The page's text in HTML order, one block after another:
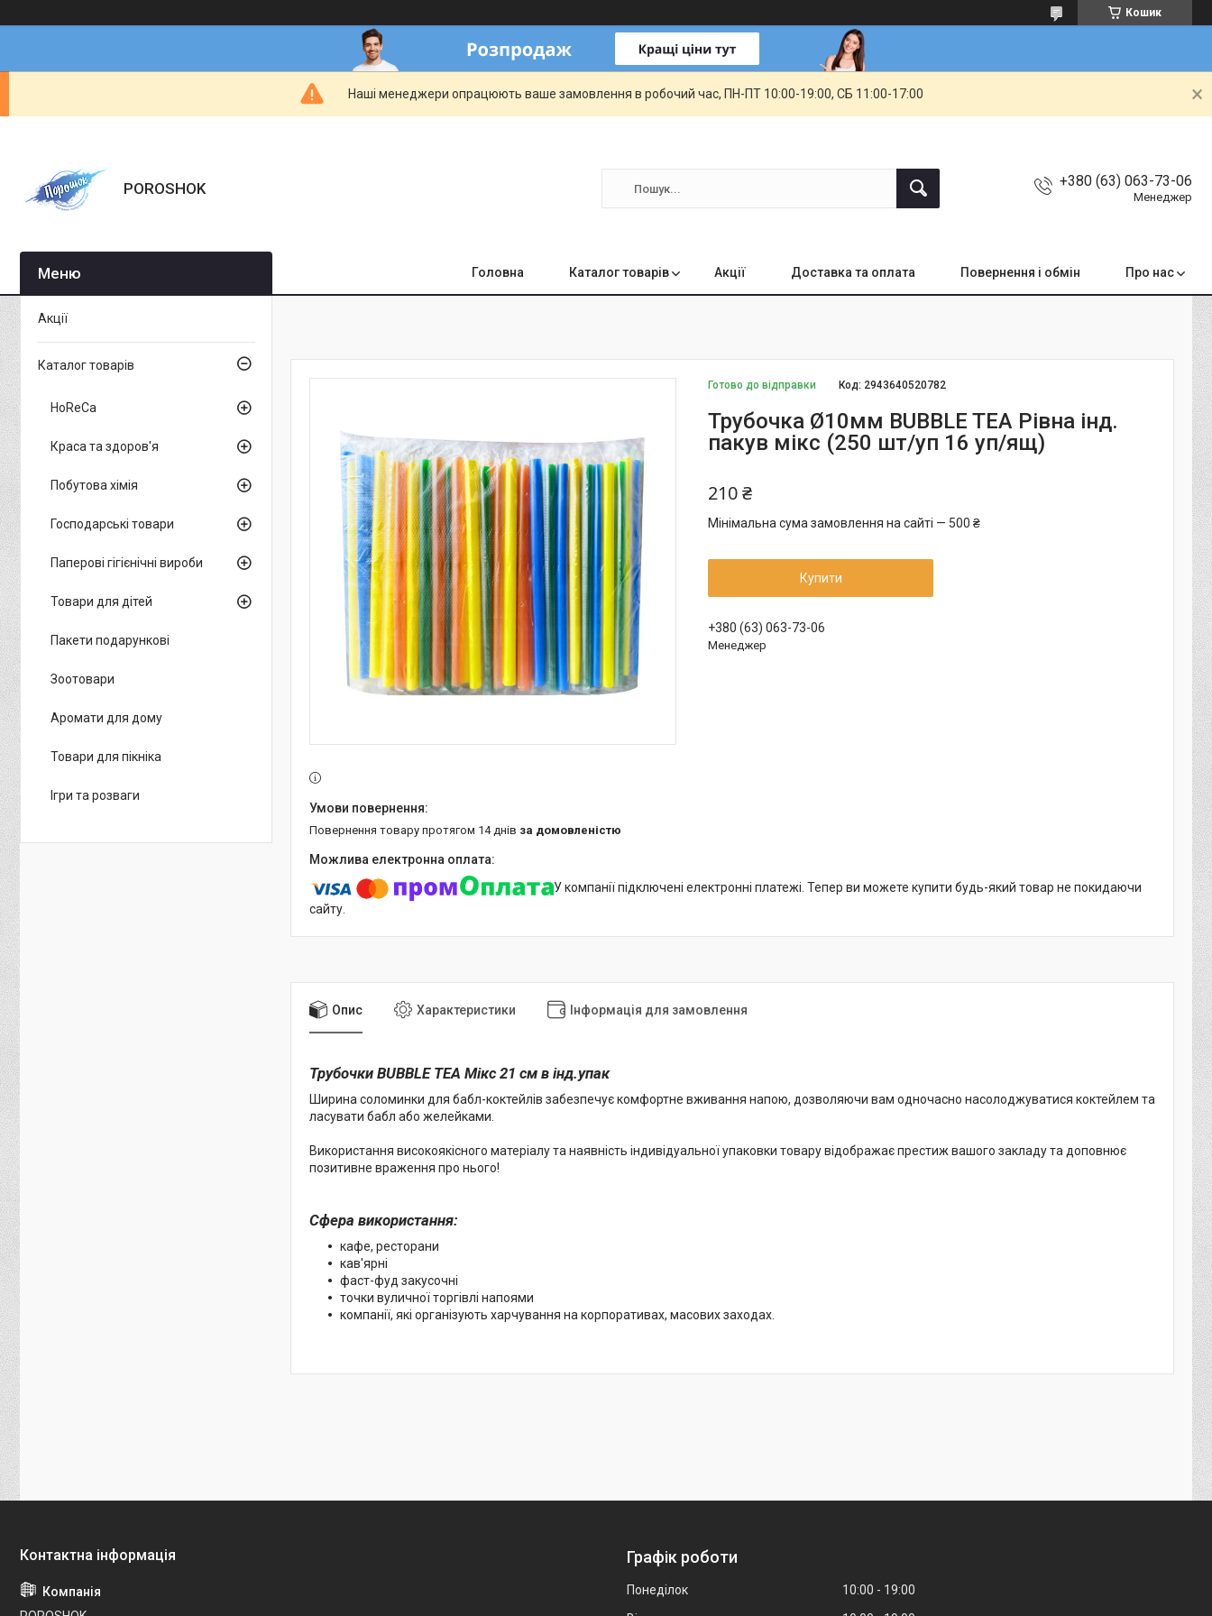
Кошик
Наші менеджери опрацюють ваше замовлення в робочий час, ПН-ПТ 10:00-19:00, СБ 11:00-17:00
POROSHOK +380 (63) 063-73-06
Менеджер
Головна Каталог товарів Акції Доставка та оплата Повернення і обмін Про нас
Готово до відправки Код: 2943640520782
Трубочка Ø10мм BUBBLE TEA Рівна інд.
пакув мікс (250 шт/уп 16 уп/ящ)
210 ₴
Мінімальна сума замовлення на сайті — 500 ₴
Купити
+380 (63) 063-73-06
Менеджер
повернення товару протягом 14 днів за домовленістю
У компанії підключені електронні платежі. Тепер ви можете купити будь-який товар не покидаючи
сайту.
Опис Характеристики Інформація для замовлення
Трубочки BUBBLE TEA Мікс 21 см в інд.упак
Ширина соломинки для бабл-коктейлів забезпечує комфортне вживання напою, дозволяючи вам одночасно насолоджуватися коктейлем та
ласувати бабл або желейками.
Використання високоякісного матеріалу та наявність індивідуальної упаковки товару відображає престиж вашого закладу та доповнює
позитивне враження про нього!
Сфера використання:
кафе, ресторани
кав'ярні
фаст-фуд закусочні
точки вуличної торгівлі напоями
компанії, які організують харчування на корпоративах, масових заходах.
Акції
Каталог товарів
HoReCa
Краса та здоров'я
Побутова хімія
Господарські товари
Паперові гігієнічні вироби
Товари для дітей
Пакети подарункові
Зоотовари
Аромати для дому
Товари для пікніка
Ігри та розваги
Графік роботи
Понеділок 10:00
19:00